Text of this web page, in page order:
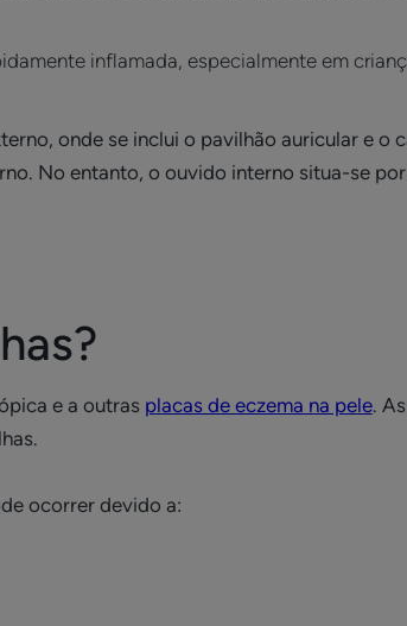
inflamada, especialmente em
onde se inclui o pavilhão auricular e o
No entanto, o ouvido interno situa-se
e a outras placas de eczema na pele.
ocorrer devido a: